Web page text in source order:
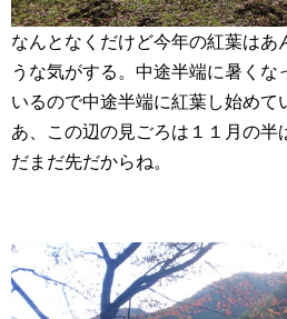
なんとなくだけど今年の紅葉はあ
うな気がする。中途半端に暑くな
いるので中途半端に紅葉し始めて
あ、この辺の見ごろは１１月の半
だまだ先だからね。